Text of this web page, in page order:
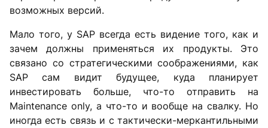
возможных версий.
Мало того, у SAP всегда есть видение того, как и
зачем должны применяться их продукты. Это
связано со стратегическими соображениями, как
SAP сам видит будущее, куда планирует
инвестировать больше, что-то отправить на
Maintenance only, а что-то и вообще на свалку. Но
иногда есть связь и с тактически-меркантильными